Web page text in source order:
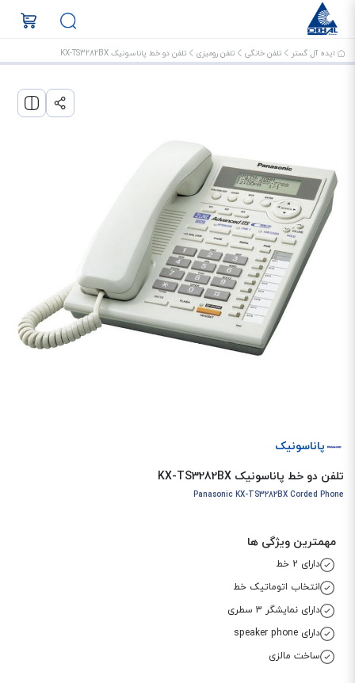
ایده آل گستر تلفن خانگی تلفن رومیزی تلفن دو خط پاناسونیک KX-TS3282BX
پاناسونیک
تلفن دو خط پاناسونیک KX-TS3282BX
Panasonic KX-TS3282BX Corded Phone
مهمترین ویژگی ها
دارای 2 خط
انتخاب اتوماتیک خط
دارای نمایشگر 3 سطری
دارای speaker phone
ساخت مالزی